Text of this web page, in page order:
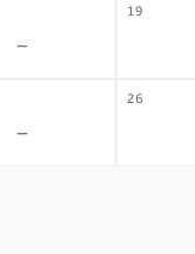
19
-
26
-